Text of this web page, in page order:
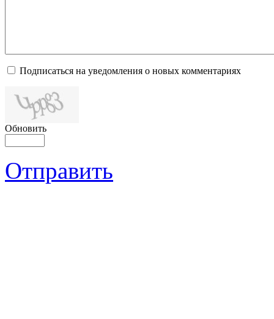
Подписаться на уведомления о новых комментариях
Обновить
Отправить